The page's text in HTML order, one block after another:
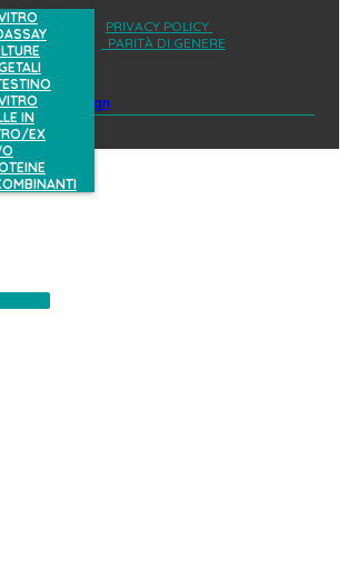
IN
EX
PRIVACY POLICY
POLICY
PARITÀ DI GENERE
design